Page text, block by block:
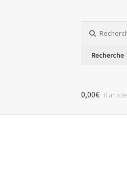
pour :
Recherche
0,00€ 0 article